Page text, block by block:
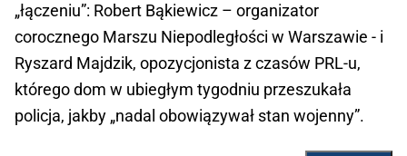
„łączeniu”: Robert Bąkiewicz – organizator
corocznego Marszu Niepodległości w Warszawie - i
Ryszard Majdzik, opozycjonista z czasów PRL-u,
którego dom w ubiegłym tygodniu przeszukała
policja, jakby „nadal obowiązywał stan wojenny”.